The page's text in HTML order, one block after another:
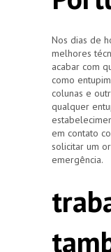
Nos dias de
melhores
acabar com
como
colunas e
qualquer
em contato
solicitar um
emergência.